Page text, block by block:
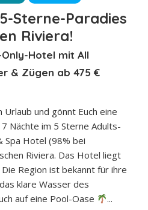
Sterne-Paradies
Riviera!
Hotel mit All
& Zügen ab 475 €
und gönnt Euch eine
Nächte im 5 Sterne Adults-
Spa Hotel (98% bei
Riviera. Das Hotel liegt
Region ist bekannt für ihre
klare Wasser des
auf eine Pool-Oase ...